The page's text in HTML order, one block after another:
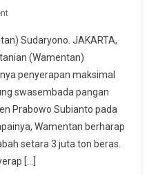
On
Pangan
2027,
Wamentan
Tekankan
Penyerapan
Beras
Petani
Untuk
Sudaryono. JAKARTA,
(Wamentan)
penyerapan maksimal
swasembada pangan
Prabowo Subianto pada
Wamentan berharap
setara 3 juta ton beras.
[…]